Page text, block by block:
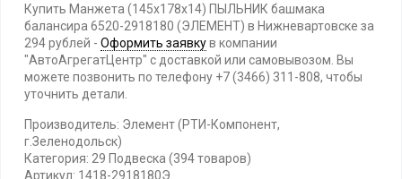
Купить Манжета (145х178х14) ПЫЛЬНИК башмака
балансира 6520-2918180 (ЭЛЕМЕНТ) в Нижневартовске за
294 рублей - Оформить заявкув компании
"АвтоАгрегатЦентр" с доставкой или самовывозом. Вы
можете позвонить по телефону +7 (3466) 311-808, чтобы
уточнить детали.
Производитель: Элемент (РТИ-Компонент,
г.Зеленодольск)
Категория: 29 Подвеска (394 товаров)
Артикул: 1418-2918180Э